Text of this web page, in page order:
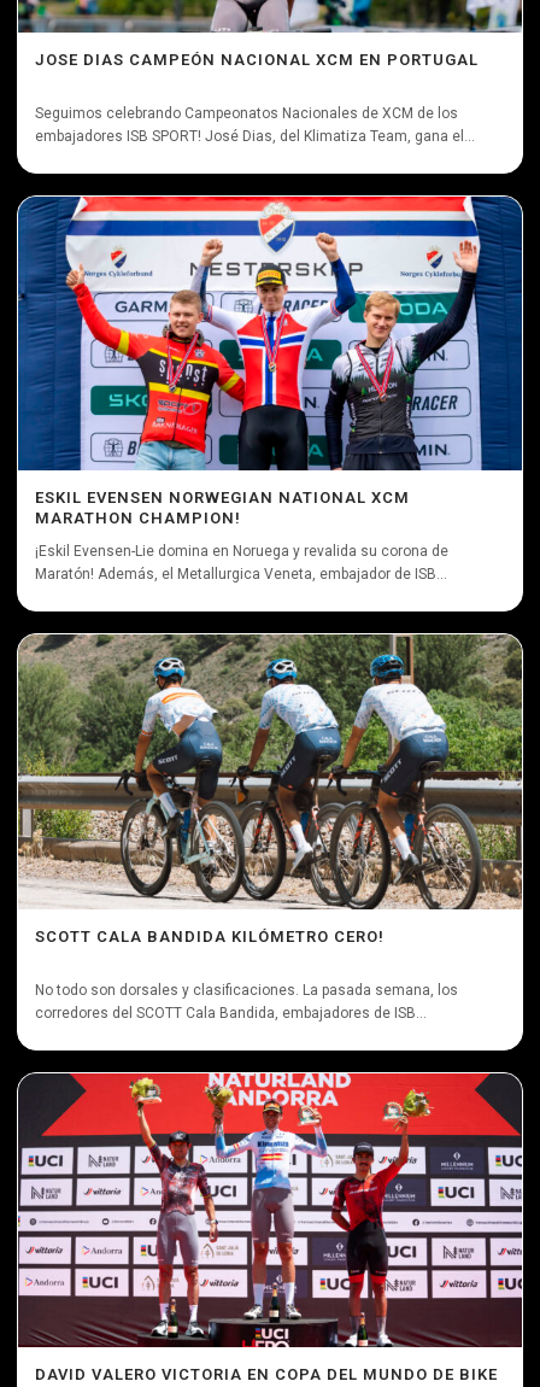
JOSE DIAS CAMPEÓN NACIONAL XCM EN PORTUGAL
Seguimos celebrando Campeonatos Nacionales de XCM de los
embajadores ISB SPORT! José Dias, del Klimatiza Team, gana el...
ESKIL EVENSEN NORWEGIAN NATIONAL XCM
MARATHON CHAMPION!
¡Eskil Evensen-Lie domina en Noruega y revalida su corona de
Maratón! Además, el Metallurgica Veneta, embajador de ISB...
SCOTT CALA BANDIDA KILÓMETRO CERO!
No todo son dorsales y clasificaciones. La pasada semana, los
corredores del SCOTT Cala Bandida, embajadores de ISB...
DAVID VALERO VICTORIA EN COPA DEL MUNDO DE BIKE